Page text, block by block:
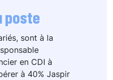
poste
sont à la
en CDI à
à 40% Jaspir